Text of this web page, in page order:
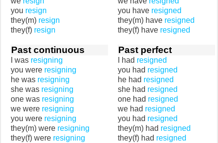
you resign
they(m) resign
they(f) resign
you have resigned
they(m) have resigned
they(f) have resigned
Past continuous
I was resigning
you were resigning
he was resigning
she was resigning
one was resigning
we were resigning
you were resigning
they(m) were resigning
they(f) were resigning
Past perfect
I had resigned
you had resigned
he had resigned
she had resigned
one had resigned
we had resigned
you had resigned
they(m) had resigned
they(f) had resigned